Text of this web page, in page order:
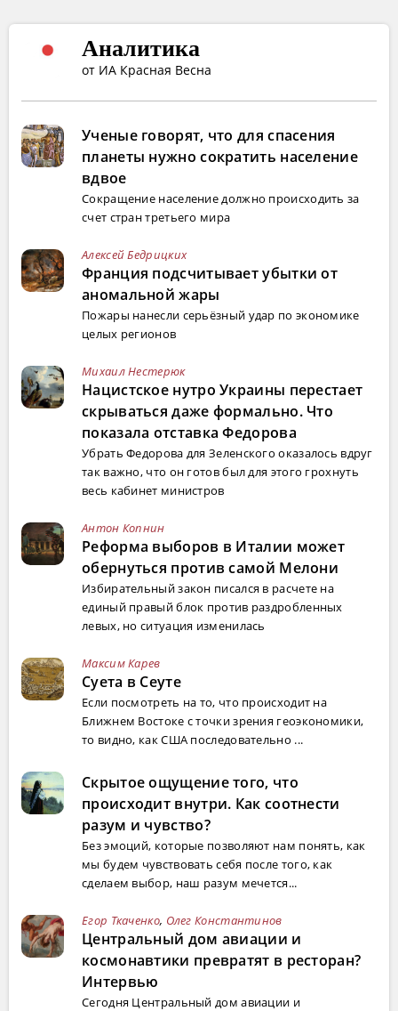
Аналитика
от ИА Красная Весна
Ученые говорят, что для спасения
планеты нужно сократить население
вдвое
Сокращение население должно происходить за
счет стран третьего мира
Алексей Бедрицких
Франция подсчитывает убытки от
аномальной жары
Пожары нанесли серьёзный удар по экономике
целых регионов
Михаил Нестерюк
Нацистское нутро Украины перестает
скрываться даже формально. Что
показала отставка Федорова
Убрать Федорова для Зеленского оказалось вдруг
так важно, что он готов был для этого грохнуть
весь кабинет министров
Антон Копнин
Реформа выборов в Италии может
обернуться против самой Мелони
Избирательный закон писался в расчете на
единый правый блок против раздробленных
левых, но ситуация изменилась
Максим Карев
Суета в Сеуте
Если посмотреть на то, что происходит на
Ближнем Востоке с точки зрения геоэкономики,
то видно, как США последовательно ...
Скрытое ощущение того, что
происходит внутри. Как соотнести
разум и чувство?
Без эмоций, которые позволяют нам понять, как
мы будем чувствовать себя после того, как
сделаем выбор, наш разум мечется...
Егор Ткаченко, Олег Константинов
Центральный дом авиации и
космонавтики превратят в ресторан?
Интервью
Сегодня Центральный дом авиации и